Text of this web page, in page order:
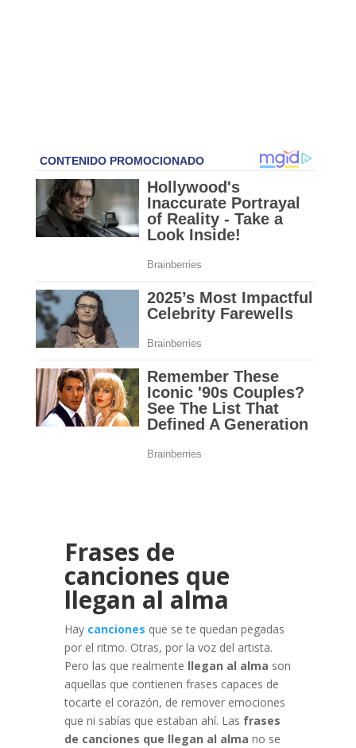
Frases de
canciones que
llegan al alma
Hay canciones que se te quedan pegadas
por el ritmo. Otras, por la voz del artista.
Pero las que realmente llegan al alma son
aquellas que contienen frases capaces de
tocarte el corazón, de remover emociones
que ni sabías que estaban ahí. Las frases
de canciones que llegan al alma no se